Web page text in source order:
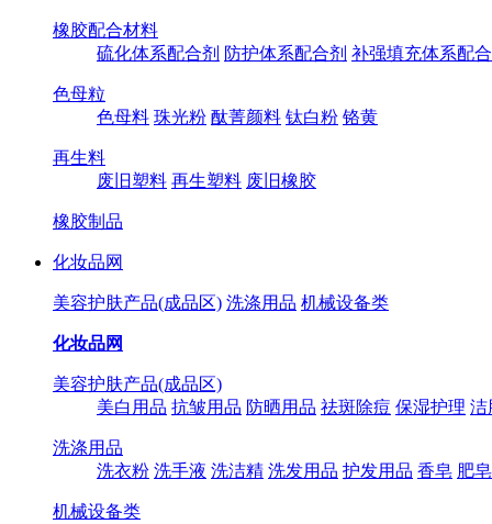
橡胶配合材料
硫化体系配合剂 防护体系配合剂 补强填充体系配
色母粒
色母料 珠光粉 酞菁颜料 钛白粉 铬黄
再生料
废旧塑料 再生塑料 废旧橡胶
橡胶制品
化妆品网
美容护肤产品(成品区) 洗涤用品 机械设备类
化妆品网
美容护肤产品(成品区)
美白用品 抗皱用品 防晒用品 祛斑除痘 保湿护理 洁
洗涤用品
洗衣粉 洗手液 洗洁精 洗发用品 护发用品 香皂 肥皂
机械设备类